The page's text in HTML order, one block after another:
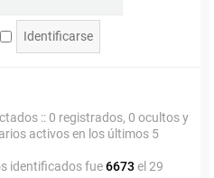
:: 0 registrados, 0 ocultos y
activos en los últimos 5
identificados fue6673 el 29